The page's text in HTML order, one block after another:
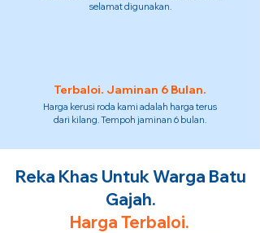
selamat digunakan.
Terbaloi. Jaminan 6 Bulan.
Harga kerusi roda kami adalah harga terus
dari kilang. Tempoh jaminan 6 bulan.
Reka Khas Untuk Warga Batu
Gajah.
Harga Terbaloi.